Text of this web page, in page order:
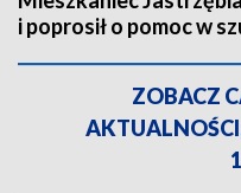
i poprosił o pomoc w
ZOBACZ